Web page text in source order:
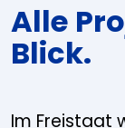
Alle
Blick.
Im Freistaat